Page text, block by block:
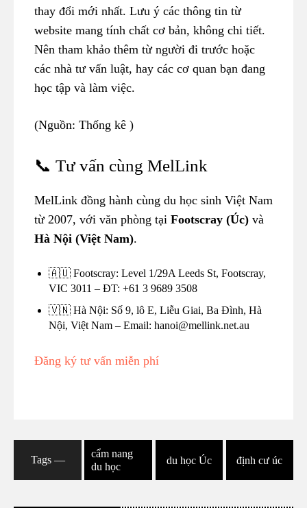
thay đổi mới nhất. Lưu ý các thông tin từ
website mang tính chất cơ bản, không chi tiết.
Nên tham khảo thêm từ người đi trước hoặc
các nhà tư vấn luật, hay các cơ quan bạn đang
học tập và làm việc.
(Nguồn: Thống kê )
📞 Tư vấn cùng MelLink
MelLink đồng hành cùng du học sinh Việt Nam
từ 2007, với văn phòng tại Footscray (Úc) và
Hà Nội (Việt Nam).
🇦🇺 Footscray: Level 1/29A Leeds St, Footscray,
VIC 3011 – ĐT: +61 3 9689 3508
🇻🇳 Hà Nội: Số 9, lô E, Liễu Giai, Ba Đình, Hà
Nội, Việt Nam – Email: hanoi@mellink.net.au
Đăng ký tư vấn miễn phí
Tags ―
cẩm nang
du học
du học Úc định cư úc